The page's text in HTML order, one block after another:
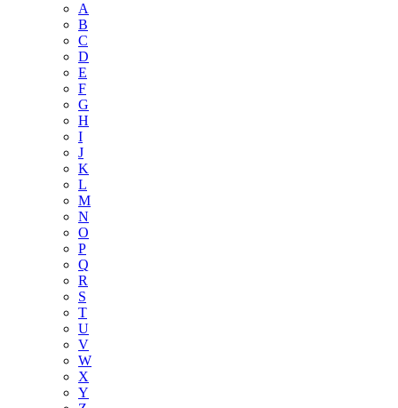
A
B
C
D
E
F
G
H
I
J
K
L
M
N
O
P
Q
R
S
T
U
V
W
X
Y